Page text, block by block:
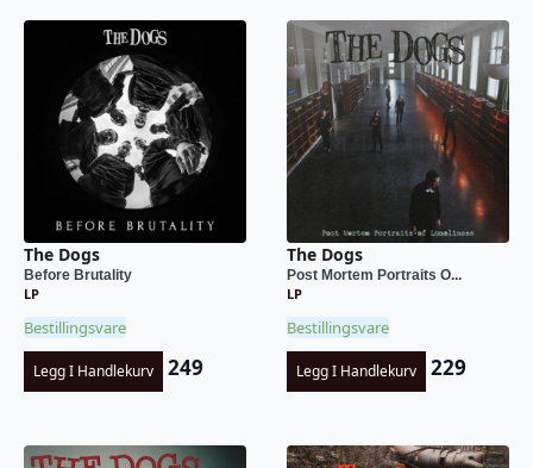
The Dogs
Before Brutality
LP
Bestillingsvare
Legg I Handlekurv 249
The Dogs
Post Mortem Portraits O...
LP
Bestillingsvare
Legg I Handlekurv 229